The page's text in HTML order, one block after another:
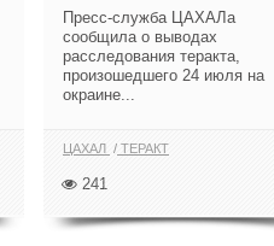
Пресс-служба ЦАХАЛа
сообщила о выводах
расследования теракта,
произошедшего 24 июля на
окраине...
ЦАХАЛ ТЕРАКТ
241